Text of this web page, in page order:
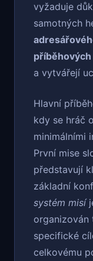
vyžaduje
samotných
a vytvářejí
Hlavní
kdy se hráč
minimálními
První mise
představují
základní
systém misí
organizován
specifické
celkovému